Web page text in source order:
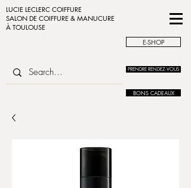
PRENDRE RENDEZ-VOUS
LUCIE LECLERC COIFFURE
SALON DE COIFFURE & MANUCURE
À TOULOUSE
E-SHOP
BONS CADEAUX